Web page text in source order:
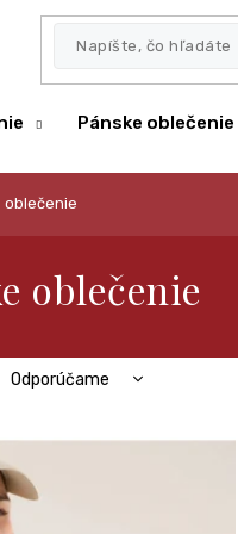
Pánske oblečenie
oblečenie
oblečenie
Odporúčame
Najpredávanejšie